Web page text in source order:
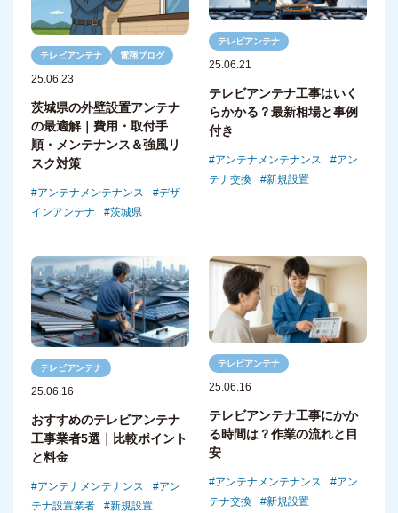
テレビアンテナ 電翔ブログ
25.06.23
茨城県の外壁設置アンテナ
の最適解｜費用・取付手
順・メンテナンス＆強風リ
スク対策
アンテナメンテナンス
デザ
インアンテナ
茨城県
テレビアンテナ
25.06.21
テレビアンテナ工事はいく
らかかる？最新相場と事例
付き
アンテナメンテナンス
アン
テナ交換
新規設置
テレビアンテナ
25.06.16
おすすめのテレビアンテナ
工事業者5選｜比較ポイント
と料金
アンテナメンテナンス
アン
テナ設置業者
新規設置
テレビアンテナ
25.06.16
テレビアンテナ工事にかか
る時間は？作業の流れと目
安
アンテナメンテナンス
アン
テナ交換
新規設置